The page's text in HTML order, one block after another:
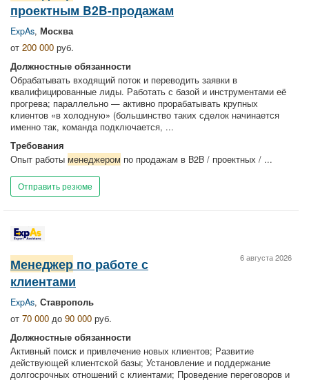
проектным B2B-продажам
ExpAs, Москва
от 200 000 руб.
Должностные обязанности
Обрабатывать входящий поток и переводить заявки в
квалифицированные лиды. Работать с базой и инструментами её
прогрева; параллельно — активно прорабатывать крупных
клиентов «в холодную» (большинство таких сделок начинается
именно так, команда подключается, ...
Требования
Опыт работы менеджером по продажам в B2B / проектных / ...
Отправить резюме
6 августа 2026
Менеджер по работе с
клиентами
ExpAs, Ставрополь
от 70 000 до 90 000 руб.
Должностные обязанности
Активный поиск и привлечение новых клиентов; Развитие
действующей клиентской базы; Установление и поддержание
долгосрочных отношений с клиентами; Проведение переговоров и